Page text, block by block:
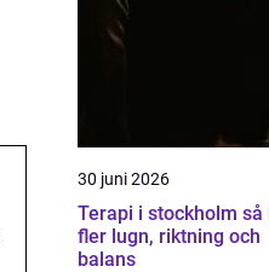
30 juni 2026
Terapi i stockholm så hittar
fler lugn, riktning och
balans